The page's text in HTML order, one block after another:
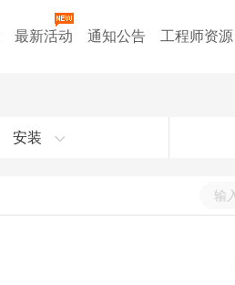
最新活动 通知公告 工程师资源
安装